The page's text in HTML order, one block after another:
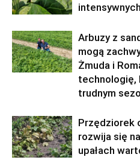
Arbuzy z
mogą
Żmuda i
technologię,
trudnym
Przędziorek
rozwija się
upałach